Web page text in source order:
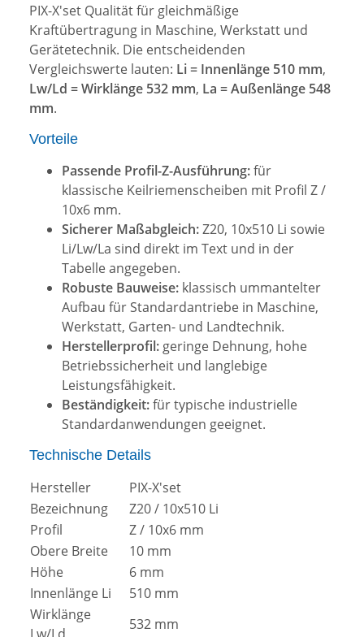
PIX-X'set Qualität für gleichmäßige
Kraftübertragung in Maschine, Werkstatt und
Gerätetechnik. Die entscheidenden
Vergleichswerte lauten: Li = Innenlänge 510 mm,
Lw/Ld = Wirklänge 532 mm, La = Außenlänge 548
mm.
Vorteile
Passende Profil-Z-Ausführung:für
klassische Keilriemenscheiben mit Profil Z /
10x6 mm.
Sicherer Maßabgleich:Z20, 10x510 Li sowie
Li/Lw/La sind direkt im Text und in der
Tabelle angegeben.
Robuste Bauweise: klassisch ummantelter
Aufbau für Standardantriebe in Maschine,
Werkstatt, Garten- und Landtechnik.
Herstellerprofil: geringe Dehnung, hohe
Betriebssicherheit und langlebige
Leistungsfähigkeit.
Beständigkeit:für typische industrielle
Standardanwendungen geeignet.
Technische Details
Hersteller
PIX-X'set
Bezeichnung
Z20 / 10x510 Li
Profil
Z / 10x6 mm
Obere Breite
10 mm
Höhe
6 mm
Innenlänge Li
510 mm
Wirklänge
532 mm